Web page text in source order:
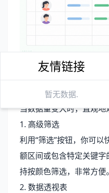
三、数据分析：排序
当数据量变大时，直观地
1. 高级筛选
利用“筛选”按钮，你可
额区间或包含特定关键
持按颜色筛选，非常方便。
2. 数据透视表
友情链接
暂无数据.